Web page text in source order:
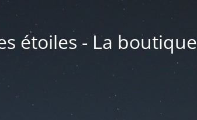
étoiles - La boutique